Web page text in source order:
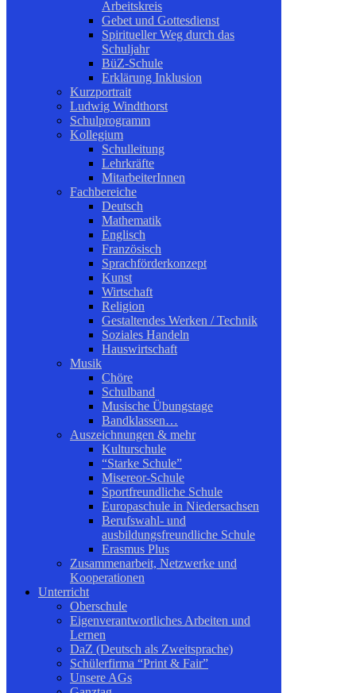
Arbeitskreis
Gebet und Gottesdienst
Spiritueller Weg durch das
Schuljahr
BüZ-Schule
Erklärung Inklusion
Kurzportrait
Ludwig Windthorst
Schulprogramm
Kollegium
Schulleitung
Lehrkräfte
MitarbeiterInnen
Fachbereiche
Deutsch
Mathematik
Englisch
Französisch
Sprachförderkonzept
Kunst
Wirtschaft
Religion
Gestaltendes Werken / Technik
Soziales Handeln
Hauswirtschaft
Musik
Chöre
Schulband
Musische Übungstage
Bandklassen…
Auszeichnungen & mehr
Kulturschule
“Starke Schule”
Misereor-Schule
Sportfreundliche Schule
Europaschule in Niedersachsen
Berufswahl- und
ausbildungsfreundliche Schule
Erasmus Plus
Zusammenarbeit, Netzwerke und
Kooperationen
Unterricht
Oberschule
Eigenverantwortliches Arbeiten und
Lernen
DaZ (Deutsch als Zweitsprache)
Schülerfirma “Print & Fair”
Unsere AGs